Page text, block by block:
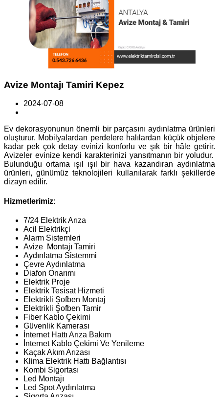
Avize Montajı Tamiri Kepez
2024-07-08
Ev dekorasyonunun önemli bir parçasını aydınlatma ürünleri
oluşturur. Mobilyalardan perdelere halılardan küçük objelere
kadar pek çok detay evinizi konforlu ve şık bir hâle getirir.
Avizeler evinize kendi karakterinizi yansıtmanın bir yoludur.
Bulunduğu ortama ışıl ışıl bir hava kazandıran aydınlatma
ürünleri, günümüz teknolojileri kullanılarak farklı şekillerde
dizayn edilir.
Hizmetlerimiz:
7/24 Elektrik Arıza
Acil Elektrikçi
Alarm Sistemleri
Avize Montajı Tamiri
Aydınlatma Sistemmi
Çevre Aydınlatma
Diafon Onarımı
Elektrik Proje
Elektrik Tesisat Hizmeti
Elektrikli Şofben Montaj
Elektrikli Şofben Tamir
Fiber Kablo Çekimi
Güvenlik Kamerası
İnternet Hattı Arıza Bakım
İnternet Kablo Çekimi Ve Yenileme
Kaçak Akım Arızası
Klima Elektrik Hattı Bağlantısı
Kombi Sigortası
Led Montajı
Led Spot Aydınlatma